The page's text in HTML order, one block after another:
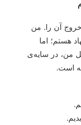
آن را. من
هستم؛ اما
من، در سایه‌ی
است.